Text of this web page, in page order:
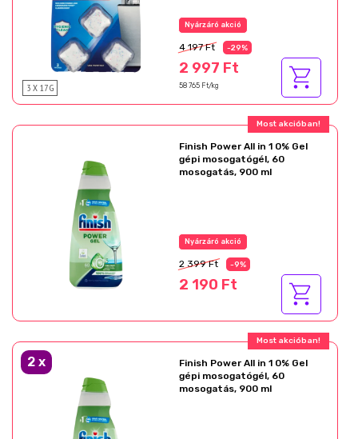
3 X 17 G
Nyárzáró akció
4 197 Ft -29%
2 997 Ft
58 765 Ft/kg
Ajándék akció!
Finish Power All in 1 0% Gel
gépi mosogatógél, 60
mosogatás, 900 ml
Az akció részletei
2 399 Ft -9%
2 190 Ft
Ajándék akció!
2 x
Finish Power All in 1 0% Gel
gépi mosogatógél, 60
mosogatás, 900 ml